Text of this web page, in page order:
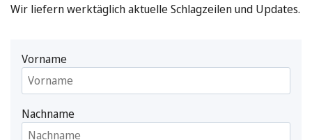
Wir liefern werktäglich aktuelle Schlagzeilen und Updates.
Vorname
Nachname